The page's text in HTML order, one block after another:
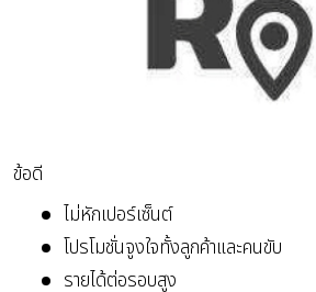
ข้อดี
ไม่หักเปอร์เซ็นต์
โปรโมชั่นจูงใจทั้งลูกค้าและคนขับ
รายได้ต่อรอบสูง